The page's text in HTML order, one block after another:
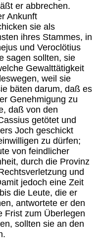
er abbrechen.
Ankunft
sie als
ihres Stammes, in
und Veroclötius
sagen sollten, sie
Gewalttätigkeit
weil sie
bäten darum, daß es
Genehmigung zu
daß von den
getötet und
Joch geschickt
zu dürfen;
von feindlicher
durch die Provinz
und
jedoch eine Zeit
die Leute, die er
antwortete er den
Frist zum Überlegen
sollten sie an den